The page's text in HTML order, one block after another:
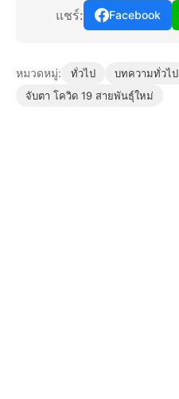
แชร์: Facebook
หมวดหมู่: ทั่วไป บทความทั่วไป
จับตา โควิด 19 สายพันธุ์ใหม่